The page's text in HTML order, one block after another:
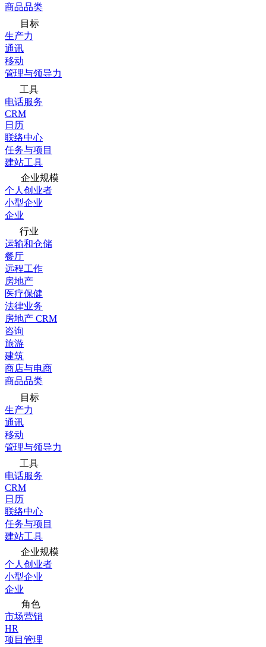
商品品类
目标
生产力
通讯
移动
管理与领导力
工具
电话服务
CRM
日历
联络中心
任务与项目
建站工具
企业规模
个人创业者
小型企业
企业
行业
运输和仓储
餐厅
远程工作
房地产
医疗保健
法律业务
房地产 CRM
咨询
旅游
建筑
商店与电商
商品品类
目标
生产力
通讯
移动
管理与领导力
工具
电话服务
CRM
日历
联络中心
任务与项目
建站工具
企业规模
个人创业者
小型企业
企业
角色
市场营销
HR
项目管理